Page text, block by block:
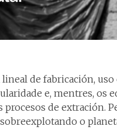
de fabricación,
e, mentres, os
de extración.
sobreexplotando o